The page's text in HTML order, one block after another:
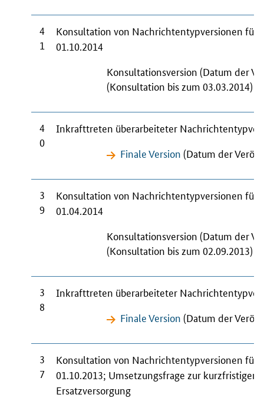
4
1
Konsultation von Nachrichtentypversionen für
01.10.2014
Konsultationsversion (Datum der
(Konsultation bis zum 03.03.2014)
4
0
Inkrafttreten überarbeiteter
Finale Version (Datum der
3
9
Konsultation von Nachrichtentypversionen für
01.04.2014
Konsultationsversion (Datum der
(Konsultation bis zum 02.09.2013)
3
8
Inkrafttreten überarbeiteter
Finale Version (Datum der
3
7
Konsultation von Nachrichtentypversionen für
01.10.2013; Umsetzungsfrage zur kurzfristigen
Ersatzversorgung